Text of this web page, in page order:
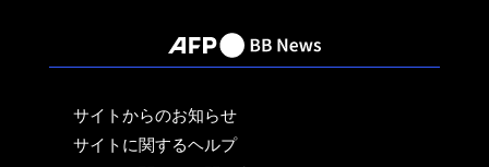
サイトからのお知らせ
サイトに関するヘルプ